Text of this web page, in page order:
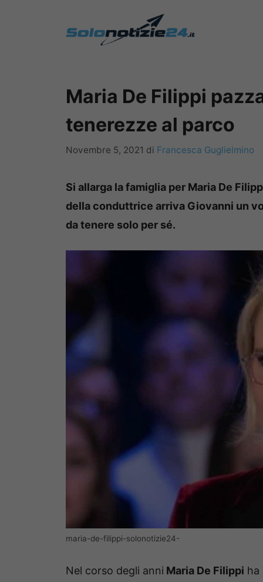
Maria De Filippi
tenerezze al parco
Novembre 5, 2021 di Francesca Guglielmino
Si allarga la famiglia per Maria De
della conduttrice arriva Giovanni un
da tenere solo per sé.
maria-de-filippi-solonotizie24-
Nel corso degli anni Maria De Filippi ha